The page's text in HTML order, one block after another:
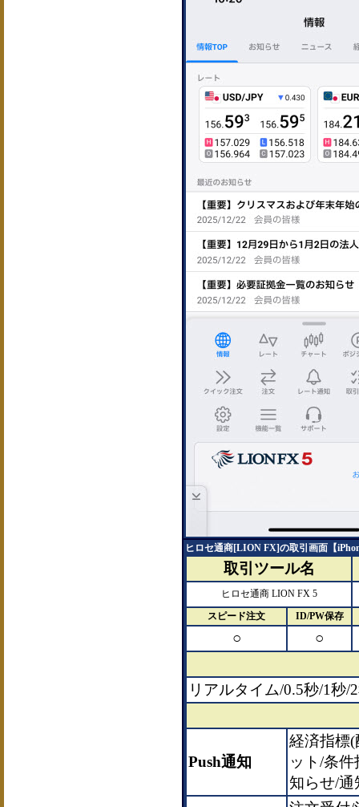
ヒロセ通商[LION FX]の取引画面【
取引ツール名
ヒロセ通商 LION FX 5
スピード注文
ID/PW保存
○ ○
リアルタイム/0.5秒/1秒
Push通知
経済指標
ット/条
知らせ/通